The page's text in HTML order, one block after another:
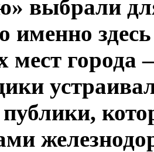
выбрали
именно
мест